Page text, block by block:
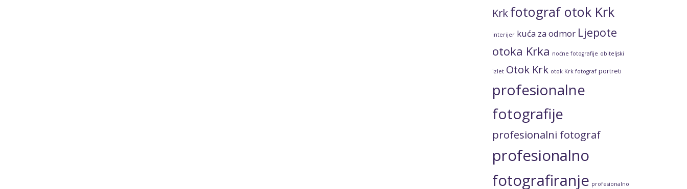
Krkfotograf otok Krk
interijer kuća za odmor Ljepote
otoka Krka noćne fotografije obiteljski
izlet Otok Krk otok Krk fotograf portreti
profesionalne
fotografije
profesionalni fotograf
profesionalno
fotografiranje profesionalno